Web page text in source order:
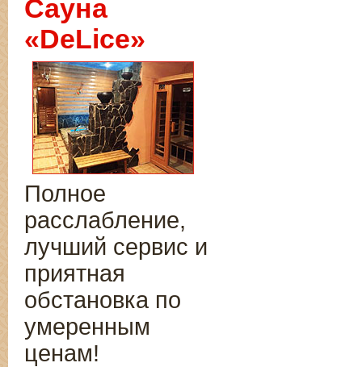
Сауна
«DeLice»
Полное
расслабление,
лучший сервис и
приятная
обстановка по
умеренным
ценам!